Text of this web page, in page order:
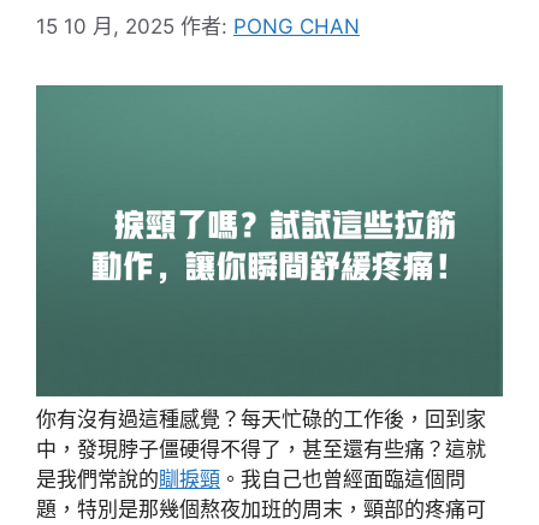
15 10 月, 2025 作者: PONG CHAN
你有沒有過這種感覺？每天忙碌的工作後，回到家
中，發現脖子僵硬得不得了，甚至還有些痛？這就
是我們常說的瞓捩頸 。我自己也曾經面臨這個問
題，特別是那幾個熬夜加班的周末，頸部的疼痛可